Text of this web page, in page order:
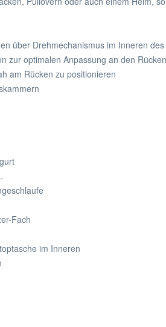
über Drehmechanismus im Inneren
zur optimalen Anpassung an den Rücken
am Rücken zu positionieren
Fach
im Inneren